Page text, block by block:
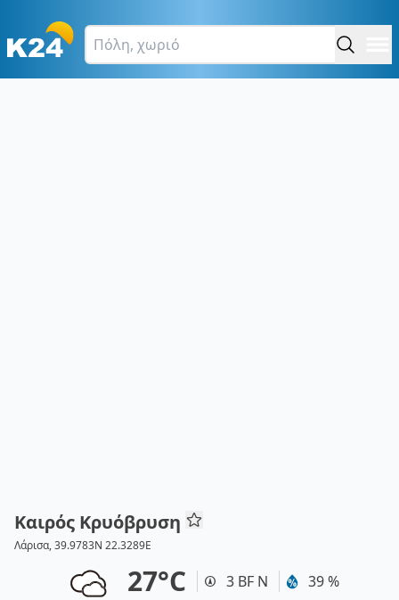
Καιρός Κρυόβρυση
Λάρισα, 39.9783N 22.3289E
27°C 3 BF Ν 39 %